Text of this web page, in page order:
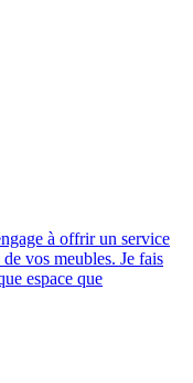
à offrir un service
vos meubles. Je fais
espace que